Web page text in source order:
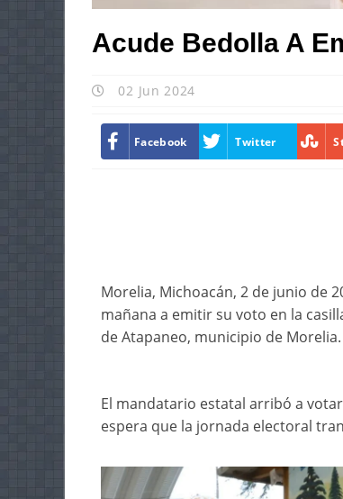
Acude Bedolla A
02 Jun 2024
Facebook Twitter
Morelia, Michoacán, 2 de junio de
mañana a emitir su voto en la
de Atapaneo, municipio de Morelia.
El mandatario estatal arribó a
espera que la jornada electoral